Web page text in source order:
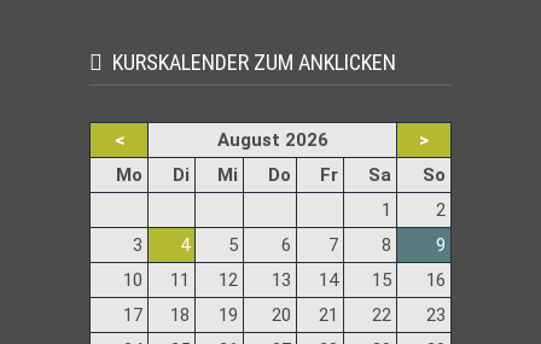
KURSKALENDER ZUM ANKLICKEN
< August 2026
>
Mo ntagDi enstag
Mi ttwoch
Do nnerstag
FreitagSa mstag
So
1
2
3
4 5 6 7 8
9
10
11 12 13 14 15
16
17
18 19 20 21 22
23